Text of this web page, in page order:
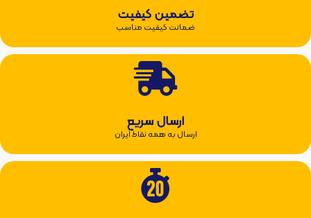
تضمین کیفیت
ضمانت کیفیت مناسب
ارسال سریع
ارسال به همه نقاط ایران